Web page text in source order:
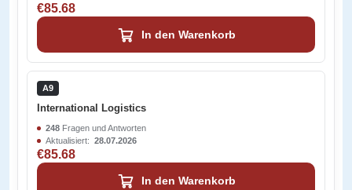
€85.68
In den Warenkorb
A9
International Logistics
248 Fragen und Antworten
Aktualisiert: 28.07.2026
€85.68
In den Warenkorb